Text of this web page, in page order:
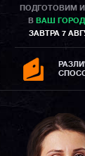
ПОДГОТОВИМ
В ВАШ ГОРОД
ЗАВТРА 7